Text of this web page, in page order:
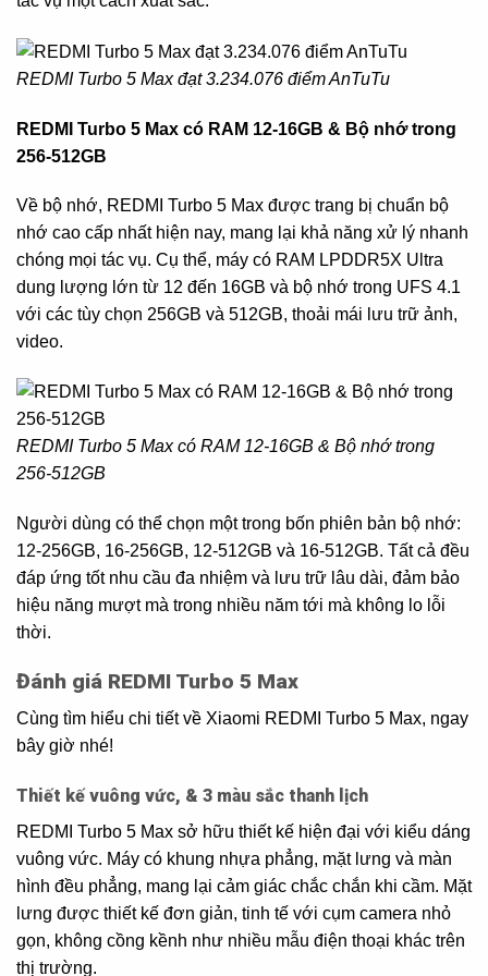
REDMI Turbo 5 Max đạt 3.234.076 điểm AnTuTu
REDMI Turbo 5 Max có RAM 12-16GB & Bộ nhớ trong
256-512GB
Về bộ nhớ, REDMI Turbo 5 Max được trang bị chuẩn bộ
nhớ cao cấp nhất hiện nay, mang lại khả năng xử lý nhanh
chóng mọi tác vụ. Cụ thể, máy có RAM LPDDR5X Ultra
dung lượng lớn từ 12 đến 16GB và bộ nhớ trong UFS 4.1
với các tùy chọn 256GB và 512GB, thoải mái lưu trữ ảnh,
video.
REDMI Turbo 5 Max có RAM 12-16GB & Bộ nhớ trong
256-512GB
Người dùng có thể chọn một trong bốn phiên bản bộ nhớ:
12-256GB, 16-256GB, 12-512GB và 16-512GB. Tất cả đều
đáp ứng tốt nhu cầu đa nhiệm và lưu trữ lâu dài, đảm bảo
hiệu năng mượt mà trong nhiều năm tới mà không lo lỗi
thời.
Đánh giá REDMI Turbo 5 Max
Cùng tìm hiểu chi tiết về Xiaomi REDMI Turbo 5 Max, ngay
bây giờ nhé!
Thiết kế vuông vức, & 3 màu sắc thanh lịch
REDMI Turbo 5 Max sở hữu thiết kế hiện đại với kiểu dáng
vuông vức. Máy có khung nhựa phẳng, mặt lưng và màn
hình đều phẳng, mang lại cảm giác chắc chắn khi cầm. Mặt
lưng được thiết kế đơn giản, tinh tế với cụm camera nhỏ
gọn, không cồng kềnh như nhiều mẫu điện thoại khác trên
thị trường.